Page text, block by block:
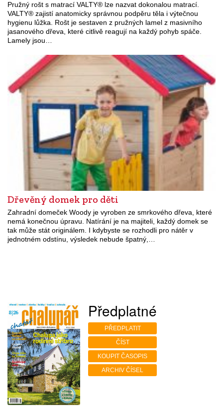
Pružný rošt s matrací VALTY® lze nazvat dokonalou matrací.
VALTY® zajistí anatomicky správnou podpěru těla i výtečnou
hygienu lůžka. Rošt je sestaven z pružných lamel z masivního
jasanového dřeva, které citlivě reagují na každý pohyb spáče.
Lamely jsou…
Dřevěný domek pro děti
Zahradní domeček Woody je vyroben ze smrkového dřeva, které
nemá konečnou úpravu. Natírání je na majiteli, každý domek se
tak může stát originálem. I kdybyste se rozhodli pro nátěr v
jednotném odstínu, výsledek nebude špatný,…
Předplatné
PŘEDPLATIT
ČÍST
KOUPIT ČASOPIS
ARCHIV ČÍSEL